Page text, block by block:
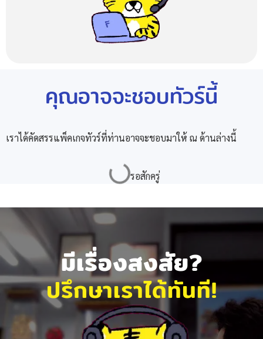
คุณอาจจะชอบทัวร์นี้
เราได้คัดสรรแพ็คเกจทัวร์ที่ท่านอาจจะชอบมาให้ ณ ด้านล่างนี้
มีเรื่องสงสัย?
ปรึกษาเราได้ทันที!